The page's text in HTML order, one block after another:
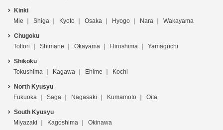
Kinki
Mie
Shiga Kyoto Osaka Hyogo Nara Wakayama
Chugoku
Tottori
Shimane Okayama Hiroshima Yamaguchi
Shikoku
Tokushima
Kagawa Ehime Kochi
North Kyusyu
Fukuoka
Saga Nagasaki Kumamoto Oita
South Kyusyu
Miyazaki
Kagoshima Okinawa